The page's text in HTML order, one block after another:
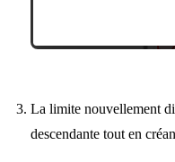
La limite nouvellement
descendante tout en